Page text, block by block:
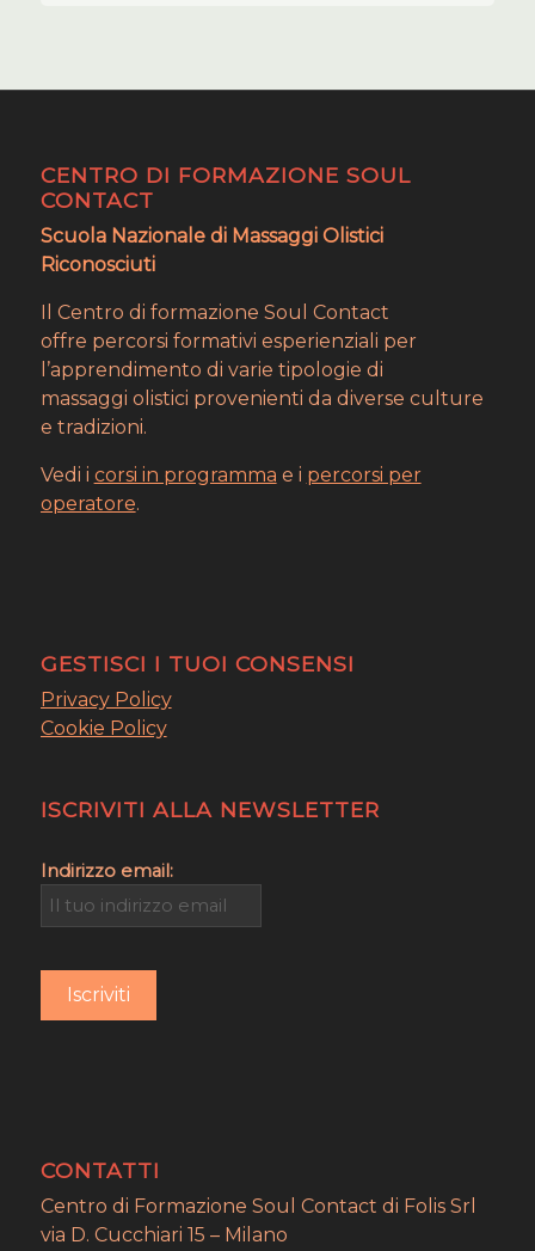
CENTRO DI FORMAZIONE SOUL
CONTACT
Scuola Nazionale di Massaggi Olistici
Riconosciuti
Il Centro di formazione Soul Contact
offre percorsi formativi esperienziali per
l’apprendimento di varie tipologie di
massaggi olistici provenienti da diverse culture
e tradizioni.
Vedi i corsi in programma e i percorsi per
operatore.
GESTISCI I TUOI CONSENSI
Privacy Policy
Cookie Policy
ISCRIVITI ALLA NEWSLETTER
Indirizzo email:
CONTATTI
Centro di Formazione Soul Contact di Folis Srl
via D. Cucchiari 15 – Milano